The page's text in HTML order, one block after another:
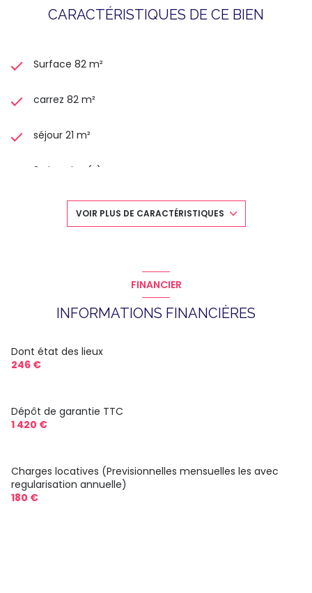
CARACTÉRISTIQUES DE CE BIEN
Surface 82 m²
carrez 82 m²
séjour 21 m²
3 chambre(s)
cuisine séparée (semi-équipée)
Chauffage collectif : radiateur (gaz)
exposition Nord-Ouest
4ème étage
VOIR PLUS DE CARACTÉRISTIQUES
FINANCIER
INFORMATIONS FINANCIÈRES
Dont état des lieux
246 €
Dépôt de garantie TTC
1 420 €
Charges locatives (Previsionnelles mensuelles les avec
regularisation annuelle)
180 €